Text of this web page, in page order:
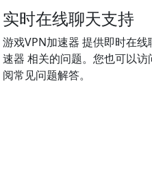
实时在线聊天支持
游戏VPN加速器 提供即时在
速器 相关的问题。您也可以访
阅常见问题解答。